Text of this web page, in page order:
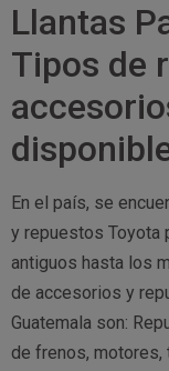
Llantas
Tipos de
En el país, se
y repuestos Toyota
antiguos hasta los
de accesorios y
Guatemala son:
de frenos, motores,